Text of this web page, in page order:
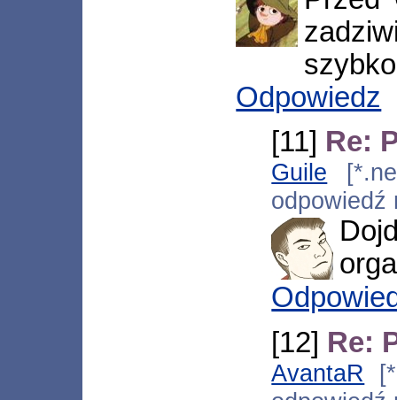
Odpowiedz
[11] Re:
Guile
[12] Re:
AvantaR